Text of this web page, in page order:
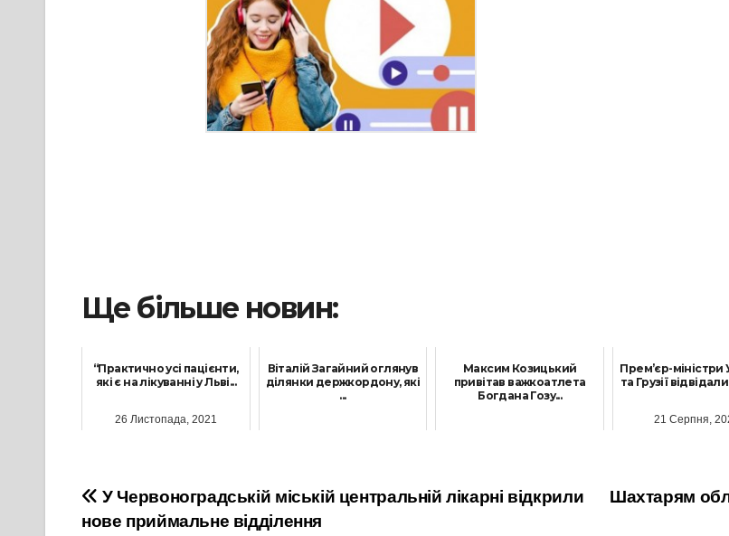
Ще більше новин:
“Практично усі пацієнти,
які є на лікуванні у Льві...
26 Листопада, 2021
Віталій Загайний оглянув
ділянки держкордону, які
...
Максим Козицький
привітав важкоатлета
Богдана Гозу...
Прем’єр-міністри
та Грузії
21 Серпня,
Навігація
Шахтарям
У Червоноградській міській центральній лікарні відкрили
нове приймальне відділення